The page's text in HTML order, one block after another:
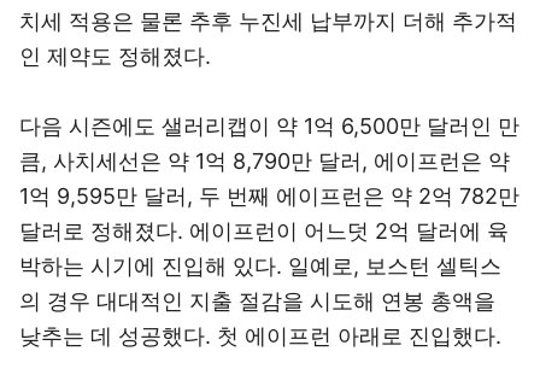
치세 적용은 물론 추후 누진세 납부까지 더해 추가적
인 제약도 정해졌다.
다음 시즌에도 샐러리캡이 약 1억 6,500만 달러인 만
큼, 사치세선은 약 1억 8,790만 달러, 에이프런은 약
1억 9,595만 달러, 두 번째 에이프런은 약 2억 782만
달러로 정해졌다. 에이프런이 어느덧 2억 달러에 육
박하는 시기에 진입해 있다. 일예로, 보스턴 셀틱스
의 경우 대대적인 지출 절감을 시도해 연봉 총액을
낮추는 데 성공했다. 첫 에이프런 아래로 진입했다.